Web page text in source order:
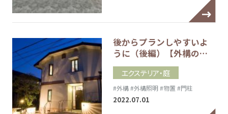
後からプランしやすいよ
うに（後編）【外構の…
エクステリア・庭
#外構#外構照明 #物置 #門柱
2022.07.01